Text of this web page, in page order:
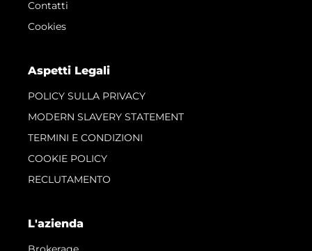
Contatti
Cookies
Aspetti Legali
POLICY SULLA PRIVACY
MODERN SLAVERY STATEMENT
TERMINI E CONDIZIONI
COOKIE POLICY
RECLUTAMENTO
L'azienda